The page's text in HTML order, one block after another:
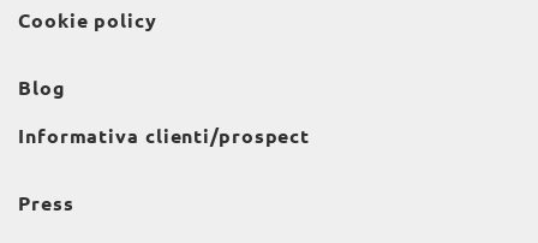
Cookie policy
Blog
Informativa clienti/prospect
Press